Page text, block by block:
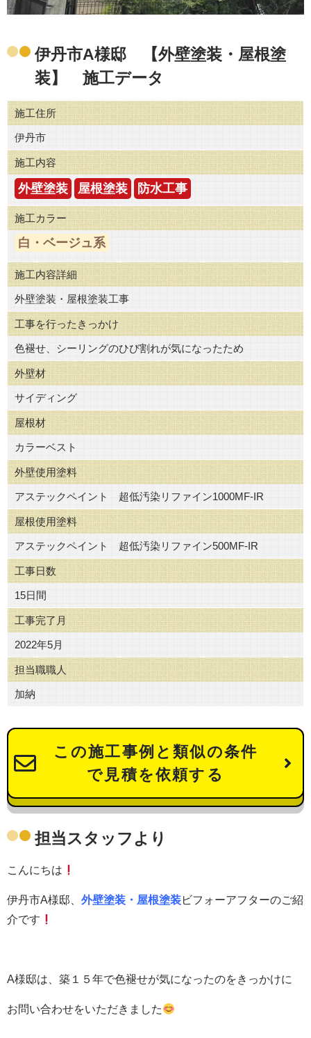
伊丹市A様邸 【外壁塗装・屋根塗
装】 施工データ
施工住所
伊丹市
施工内容
外壁塗装 屋根塗装 防水工事
施工カラー
白・ベージュ系
施工内容詳細
外壁塗装・屋根塗装工事
工事を行ったきっかけ
色褪せ、シーリングのひび割れが気になったため
外壁材
サイディング
屋根材
カラーベスト
外壁使用塗料
アステックペイント 超低汚染リファイン1000MF-IR
屋根使用塗料
アステックペイント 超低汚染リファイン500MF-IR
工事日数
15日間
工事完了月
2022年5月
担当職職人
加納
この施工事例と類似の条件
で見積を依頼する
担当スタッフより
こんにちは
伊丹市A様邸、 外壁塗装・屋根塗装ビフォーアフターのご紹
介です
A様邸は、築１５年で色褪せが気になったのをきっかけに
お問い合わせをいただきました